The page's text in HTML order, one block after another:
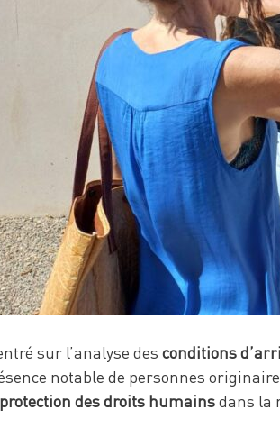
sur l’analyse des conditions
notable de personnes
protection des droits humainsdans la